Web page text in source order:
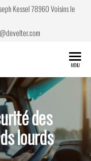
Kessel 78960 Voisins le
MENU
des
lourds